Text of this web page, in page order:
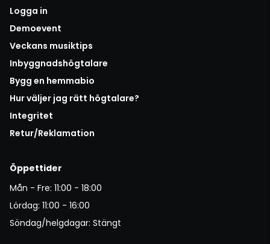
Logga in
Demoevent
Veckans musiktips
Inbyggnadshögtalare
Bygg en hemmabio
Hur väljer jag rätt högtalare?
Integritet
Retur/Reklamation
Öppettider
Mån - Fre: 11:00 - 18:00
Lördag: 11:00 - 16:00
Söndag/helgdagar: Stängt